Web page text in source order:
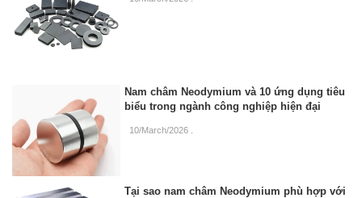
Nam châm Neodymium và 10 ứng dụng tiêu
biểu trong ngành công nghiệp hiện đại
10/March/2026
Tại sao nam châm Neodymium phù hợp với